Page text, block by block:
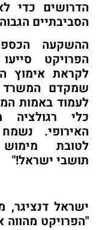
הדרושים כדי
הסביבתיים
ההשקעה
הפרויקט
לקראת אימוץ
שמקדם המשרד
לעמוד באמות
כלי רגולציה
האירופי.
לטובת מימוש
תושבי ישראל!"
ישראל דנציגר,
"הפרויקט מהווה